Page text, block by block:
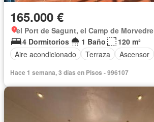
165.000 €
el Port de Sagunt, el Camp de Morvedre
4 Dormitorios
1 Baño
120 m²
Aire acondicionado
Terraza Ascensor
Hace 1 semana, 3 días en Pisos - 996107